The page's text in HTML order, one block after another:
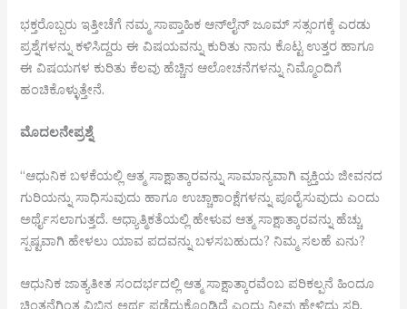
ಭಕ್ತರೊಬ್ಬರು ಇತ್ತೀಚೆಗೆ ನಮ್ಮ ಸಾಪ್ತಾಹಿಕ ಆನ್‌ಲೈನ್ ಜೂಮ್ ಸತ್ಸಂಗಕ್ಕೆ ಎರಡು
ಪ್ರಶ್ನೆಗಳನ್ನು ಕಳಿಸಿದ್ದರು ಈ ವಿಷಯವನ್ನು ಕುರಿತು ನಾನು ಕೊಟ್ಟ ಉತ್ತರ ಹಾಗೂ
ಈ ವಿಷಯಗಳ ಕುರಿತು ಕೆಲವು ಹೆಚ್ಚಿನ ಆಲೋಚನೆಗಳನ್ನು ನಿಮ್ಮೊಂದಿಗೆ
ಹಂಚಿಕೊಳ್ಳುತ್ತೇನೆ.
ಮೊದಲನೇಪ್ರಶ್ನೆ
“ಆಧುನಿಕ ಬಳಕೆಯಲ್ಲಿ ಆತ್ಮ ಸಾಕ್ಷಾತ್ಕಾರವನ್ನು ಸಾಮಾನ್ಯವಾಗಿ ವ್ಯಕ್ತಿಯ ಜೀವನದ
ಗುರಿಯನ್ನು ಸಾಧಿಸುವುದು ಹಾಗೂ ಉಚ್ಚಾಕಾಂಕ್ಷೆಗಳನ್ನು ಪೂರೈಸುವುದು ಎಂದು
ಅರ್ಥೈಸಲಾಗುತ್ತದೆ. ಆಧ್ಯಾತ್ಮಿಕತೆಯಲ್ಲಿ ಹೇಳುವ ಆತ್ಮ ಸಾಕ್ಷಾತ್ಕಾರವನ್ನು ಹೆಚ್ಚು
ಸ್ಪಷ್ಟವಾಗಿ ಹೇಳಲು ಯಾವ ಪದವನ್ನು ಬಳಸಬಹುದು? ನಿಮ್ಮ ಸಲಹೆ ಏನು?
ಆಧುನಿಕ ಜಾತ್ಯತೀತ ಸಂದರ್ಭದಲ್ಲಿ ಆತ್ಮ ಸಾಕ್ಷಾತ್ಕಾರವೆಂಬ ಪರಿಕಲ್ಪನೆ ಹಿಂದೂ
ಚಿಂತನೆಗಿಂತ ವಿಭಿನ್ನ ಅರ್ಥ ಪಡೆದುಕೊಂಡಿದೆ ಎಂದು ನೀವು ಹೇಳಿದ್ದು ಸರಿ.